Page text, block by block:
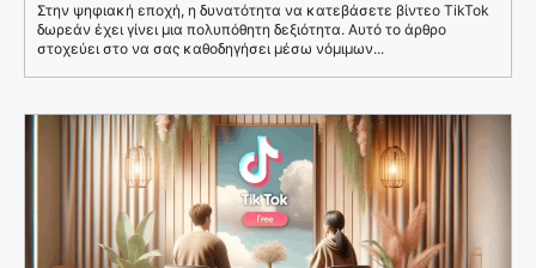
Στην ψηφιακή εποχή, η δυνατότητα να κατεβάσετε βίντεο TikTok
δωρεάν έχει γίνει μια πολυπόθητη δεξιότητα. Αυτό το άρθρο
στοχεύει στο να σας καθοδηγήσει μέσω νόμιμων...